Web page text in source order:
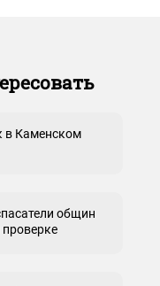
в Каменском
общин